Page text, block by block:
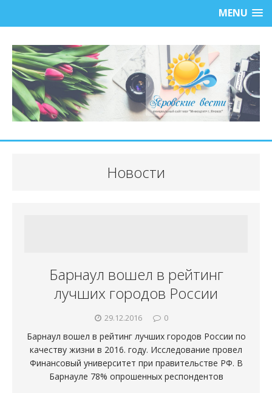
MENU
Новости
Барнаул вошел в рейтинг
лучших городов России
29.12.2016 0
Барнаул вошел в рейтинг лучших городов России по
качеству жизни в 2016. году. Исследование провел
Финансовый университет при правительстве РФ. В
Барнауле 78% опрошенных респондентов